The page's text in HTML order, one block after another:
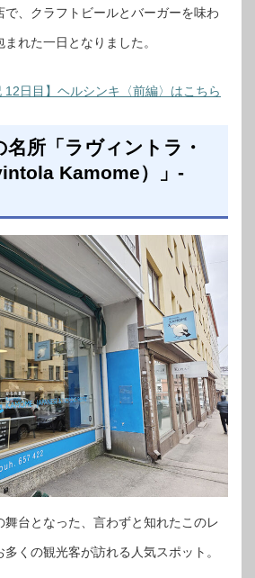
、クラフトビールとバーガーを味わ
れた一日となりました。
12日目】ヘルシンキ〈前編〉はこちら
所「ラヴィントラ・
Kamome）」-
台となった、言わずと知れたこのレ
くの観光客が訪れる人気スポット。